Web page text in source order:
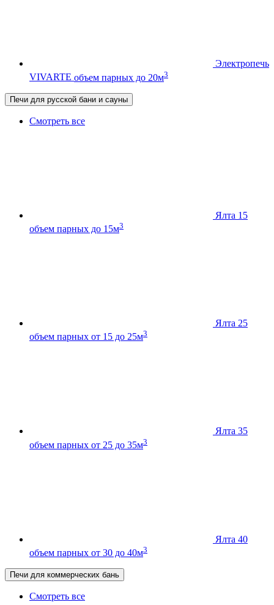
Электропечь
VIVARTE объем парных до 20м3
Печи для русской бани и сауны
Смотреть все
Ялта 15
объем парных до 15м3
Ялта 25
объем парных от 15 до 25м3
Ялта 35
объем парных от 25 до 35м3
Ялта 40
объем парных от 30 до 40м3
Печи для коммерческих бань
Смотреть все